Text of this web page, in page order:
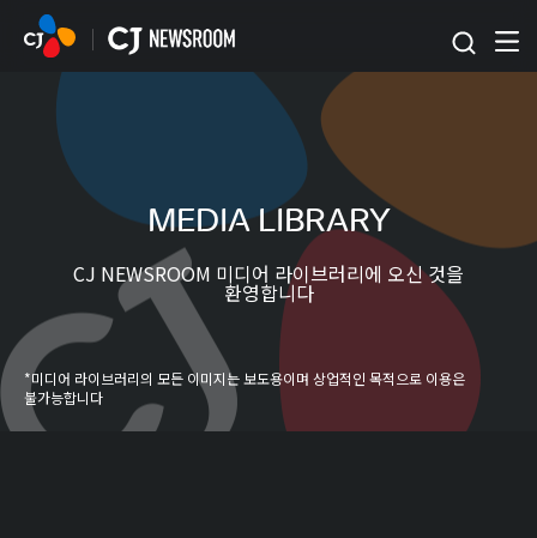
본문 바로가기
MEDIA LIBRARY
CJ NEWSROOM 미디어 라이브러리에 오신 것을
환영합니다
*미디어 라이브러리의 모든 이미지는 보도용이며 상업적인 목적으로 이용은
불가능합니다